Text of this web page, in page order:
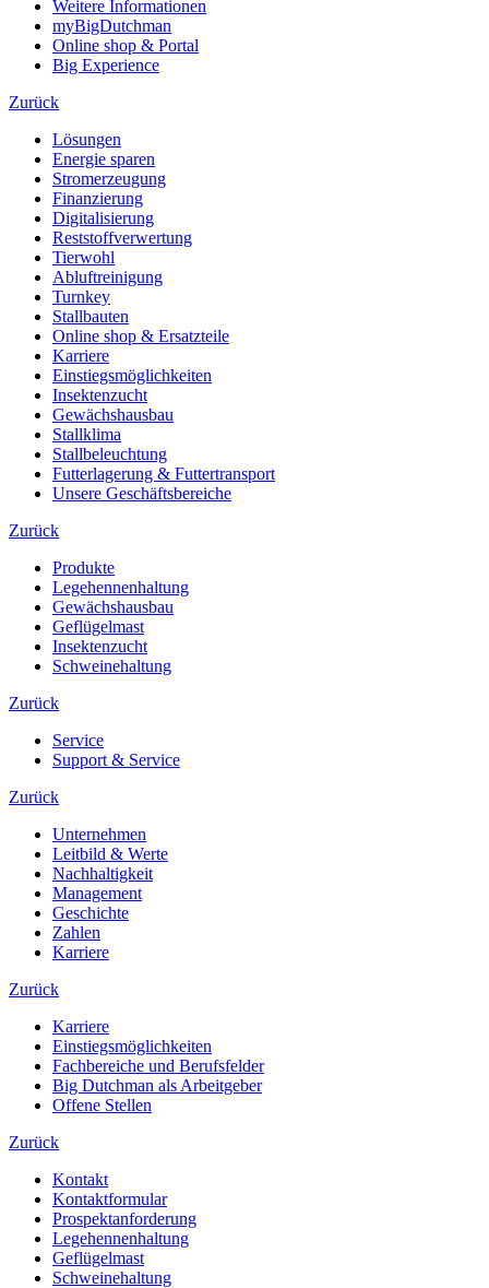
Weitere Informationen
myBigDutchman
Online shop & Portal
Big Experience
Zurück
Lösungen
Energie sparen
Stromerzeugung
Finanzierung
Digitalisierung
Reststoffverwertung
Tierwohl
Abluftreinigung
Turnkey
Stallbauten
Online shop & Ersatzteile
Karriere
Einstiegsmöglichkeiten
Insektenzucht
Gewächshausbau
Stallklima
Stallbeleuchtung
Futterlagerung & Futtertransport
Unsere Geschäftsbereiche
Zurück
Produkte
Legehennenhaltung
Gewächshausbau
Geflügelmast
Insektenzucht
Schweinehaltung
Zurück
Service
Support & Service
Zurück
Unternehmen
Leitbild & Werte
Nachhaltigkeit
Management
Geschichte
Zahlen
Karriere
Zurück
Karriere
Einstiegsmöglichkeiten
Fachbereiche und Berufsfelder
Big Dutchman als Arbeitgeber
Offene Stellen
Zurück
Kontakt
Kontaktformular
Prospektanforderung
Legehennenhaltung
Geflügelmast
Schweinehaltung